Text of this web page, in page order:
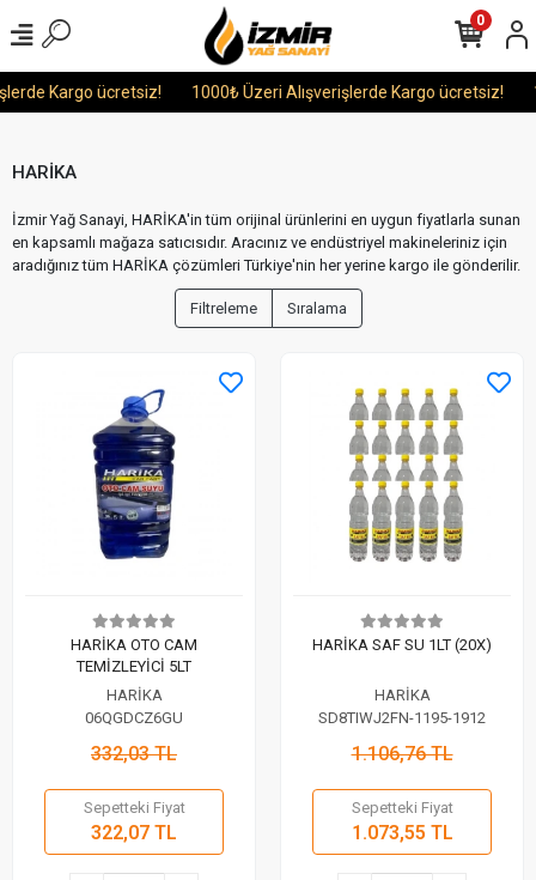
Kargo ücretsiz! 1000₺ Üzeri Alışverişlerde Kargo ücretsiz!
0
HARİKA
İzmir Yağ Sanayi, HARİKA'in tüm orijinal ürünlerini en uygun fiyatlarla sunan
en kapsamlı mağaza satıcısıdır. Aracınız ve endüstriyel makineleriniz için
aradığınız tüm HARİKA çözümleri Türkiye'nin her yerine kargo ile gönderilir.
Filtreleme Sıralama
HARİKA OTO CAM
TEMİZLEYİCİ 5LT
HARİKA
06QGDCZ6GU
332,03 TL
Sepetteki Fiyat
322,07 TL
HARİKA SAF SU 1LT (20X)
HARİKA
SD8TIWJ2FN-1195-1912
1.106,76 TL
Sepetteki Fiyat
1.073,55 TL